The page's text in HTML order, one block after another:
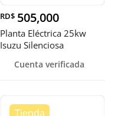
RD$ 505,000
Planta Eléctrica 25kw
Isuzu Silenciosa
Cuenta verificada